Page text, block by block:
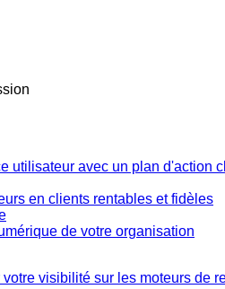
utilisateur avec un plan d'action
en clients rentables et fidèles
de votre organisation
visibilité sur les moteurs de